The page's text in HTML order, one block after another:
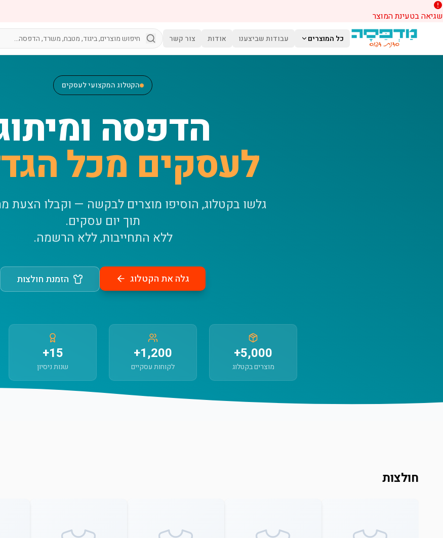
שגיאה בטעינת המוצר
דלג לתוכן הראשי
כל המוצרים עבודות שביצענו אודות צור קשר
הקטלוג המקצועי לעסקים
הדפסה
לעסקים מכל
גלשו בקטלוג, הוסיפו מוצרים לבקשה — וקבלו הצעת
תוך יום עסקים.
ללא התחייבות, ללא הרשמה.
גלה את הקטלוג הזמנת חולצות
5,000+
מוצרים בקטלוג
1,200+
לקוחות עסקיים
15+
שנות ניסיון
חולצות